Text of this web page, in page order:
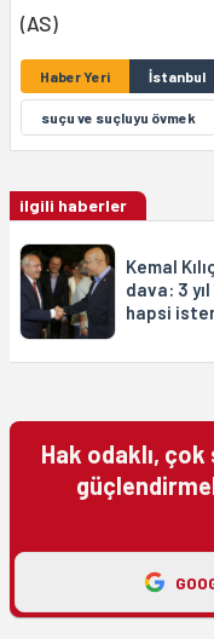
(AS)
Haber Yeri İstanbul
suçu ve suçluyu övmek
ilgili haberler
Kemal
dava: 3
hapsi
Hak odaklı,